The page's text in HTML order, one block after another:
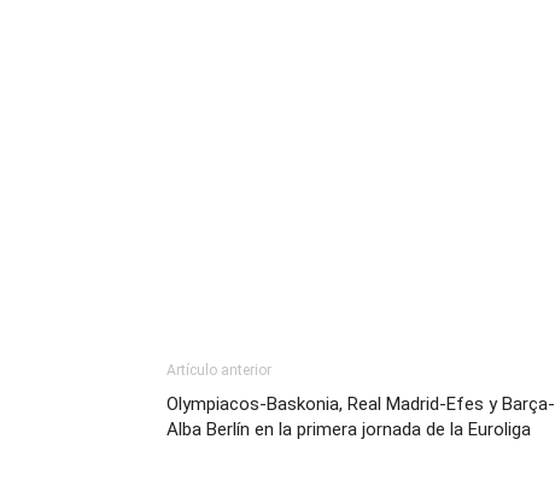
Artículo anterior
Olympiacos-Baskonia, Real Madrid-Efes y Barça-
Alba Berlín en la primera jornada de la Euroliga